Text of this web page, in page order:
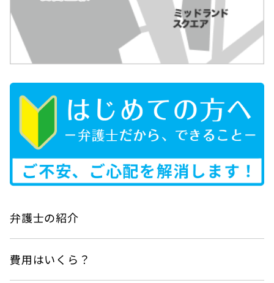
弁護士の紹介
費用はいくら？